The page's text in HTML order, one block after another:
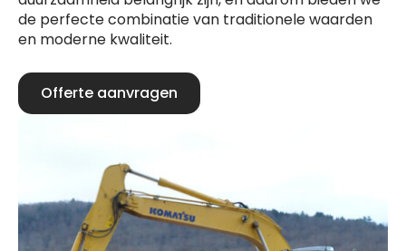
de perfecte combinatie van traditionele waarden
en moderne kwaliteit.
Offerte aanvragen